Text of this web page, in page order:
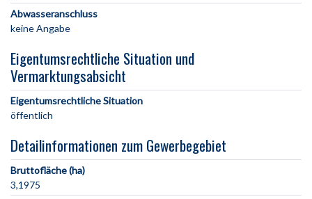
Abwasseranschluss
keine Angabe
Eigentumsrechtliche Situation und
Vermarktungsabsicht
Eigentumsrechtliche Situation
öffentlich
Detailinformationen zum Gewerbegebiet
Bruttofläche (ha)
3,1975